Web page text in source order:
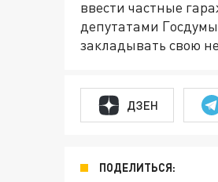
ввести частные
депутатами
закладывать свою
ДЗЕН
ПОДЕЛИТЬСЯ: